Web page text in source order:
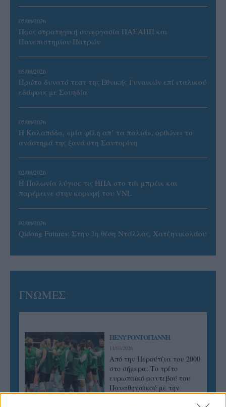
05/08/2026
Προς στρατηγική συνεργασία ΠΑΣΑΠΠ και
Πανεπιστημίου Πατρών
05/08/2026
Πρώτο δυνατό τεστ της Εθνικής Γυναικών επί ιταλικού
εδάφους με Σουηδία
05/08/2026
Η Καλαπόδα, «μία φίλη απ’ τα παλιά», ορθώνει το
ανάστημά της ξανά στη Σαντορίνη
02/08/2026
Η Πολωνία λύγισε τις ΗΠΑ στο τάι μπρέικ και
παρέμεινε στην κορυφή του VNL
02/08/2026
Qidong Futures: Στην 3η θέση Ντάλλας, Χατζηνικολάου
ΓΝΩΜΕΣ
ΠΕΝΥ ΡΟΝΤΟΓΙΑΝΝΗ
11/03/2026
Από την Περούτζια του 2000
στο σήμερα: Tο τρίτο
ευρωπαϊκό ραντεβού του
Παναθηναϊκού με την
ιστορία